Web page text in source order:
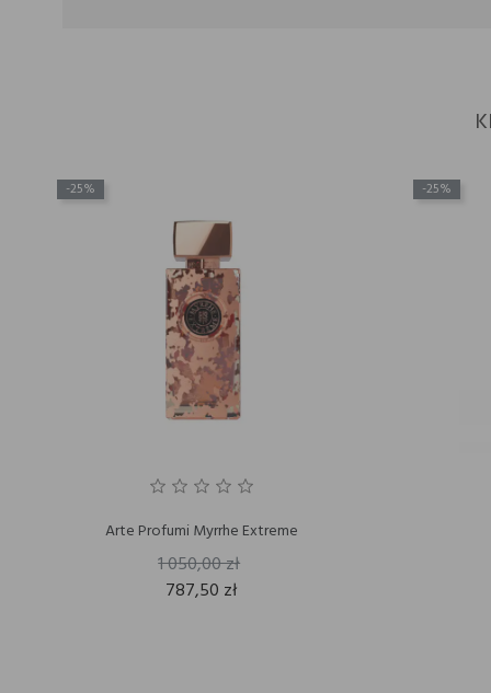
-25%
Arte Profumi Myrrhe Extreme
1 050,00 zł
787,50 zł
-25%